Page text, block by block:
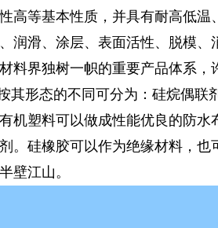
高等基本性质，并具有耐高低
润滑、涂层、表面活性、脱模
料界独树一帜的重要产品体系，
其形态的不同可分为：硅烷偶联
机塑料可以做成性能优良的防
。硅橡胶可以作为绝缘材料，
壁江山。